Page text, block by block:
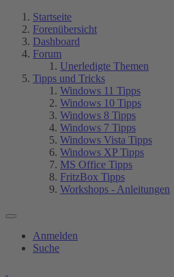
Startseite
Forenübersicht
Dashboard
Forum
Unerledigte Themen
Tipps und Tricks
Windows 11 Tipps
Windows 10 Tipps
Windows 8 Tipps
Windows 7 Tipps
Windows Vista Tipps
Windows XP Tipps
MS Office Tipps
FritzBox Tipps
Workshops - Anleitungen
Anmelden
Suche